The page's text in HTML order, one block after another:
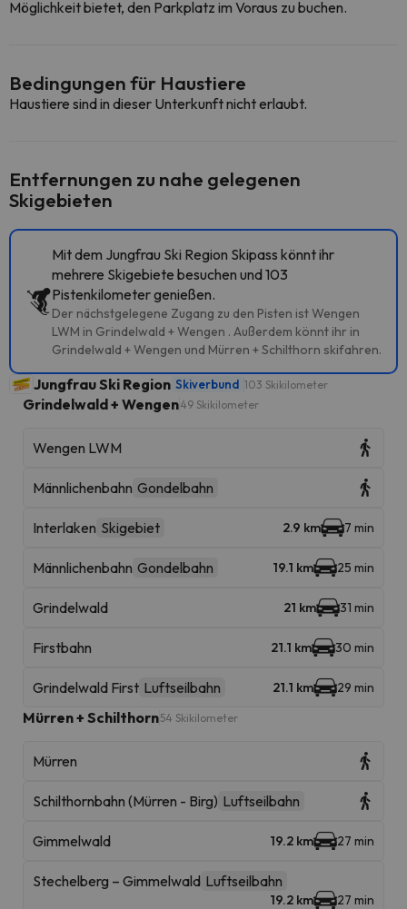
Möglichkeit bietet, den Parkplatz im Voraus zu buchen.
Bedingungen für Haustiere
Haustiere sind in dieser Unterkunft nicht erlaubt.
Entfernungen zu nahe gelegenen
Skigebieten
Mit dem Jungfrau Ski Region Skipass könnt ihr
mehrere Skigebiete besuchen und 103
Pistenkilometer genießen.
Der nächstgelegene Zugang zu den Pisten ist Wengen
LWM in Grindelwald + Wengen . Außerdem könnt ihr in
Grindelwald + Wengen und Mürren + Schilthorn skifahren.
Jungfrau Ski Region Skiverbund 103 Skikilometer
Grindelwald + Wengen49 Skikilometer
Wengen LWM
Männlichenbahn Gondelbahn
Interlaken Skigebiet 2.9 km 7 min
Männlichenbahn Gondelbahn 19.1 km 25 min
Grindelwald 21 km 31 min
Firstbahn 21.1 km 30 min
Grindelwald First Luftseilbahn 21.1 km 29 min
Mürren + Schilthorn54 Skikilometer
Mürren
Schilthornbahn (Mürren - Birg) Luftseilbahn
Gimmelwald 19.2 km 27 min
Stechelberg – Gimmelwald Luftseilbahn
19.2 km 27 min